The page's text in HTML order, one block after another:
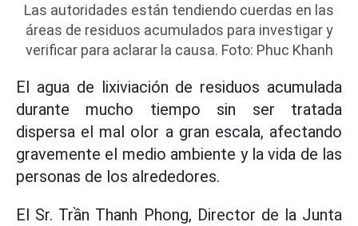
Las autoridades están tendiendo cuerdas en las
áreas de residuos acumulados para investigar y
verificar para aclarar la causa. Foto: Phuc Khanh
El agua de lixiviación de residuos acumulada
durante mucho tiempo sin ser tratada
dispersa el mal olor a gran escala, afectando
gravemente el medio ambiente y la vida de las
personas de los alrededores.
El Sr. Trần Thanh Phong, Director de la Junta